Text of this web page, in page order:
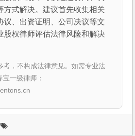
方式解决。建议首先收集相关
议、出资证明、公司决议等文
股权律师评估法律风险和解决
考，不构成法律意见。如需专业法
一级律师：